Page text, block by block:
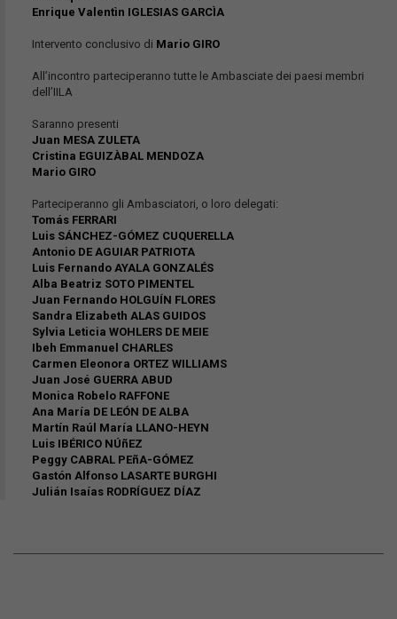
Enrique Valentìn IGLESIAS GARCÌA
Intervento conclusivo di Mario GIRO
All’incontro parteciperanno tutte le Ambasciate dei paesi membri
dell’IILA
Saranno presenti
Juan MESA ZULETA
Cristina EGUIZÀBAL MENDOZA
Mario GIRO
Parteciperanno gli Ambasciatori, o loro delegati:
Tomás FERRARI
Luis SÁNCHEZ-GÓMEZ CUQUERELLA
Antonio DE AGUIAR PATRIOTA
Luis Fernando AYALA GONZALÉS
Alba Beatriz SOTO PIMENTEL
Juan Fernando HOLGUÍN FLORES
Sandra Elizabeth ALAS GUIDOS
Sylvia Leticia WOHLERS DE MEIE
Ibeh Emmanuel CHARLES
Carmen Eleonora ORTEZ WILLIAMS
Juan José GUERRA ABUD
Monica Robelo RAFFONE
Ana María DE LEÓN DE ALBA
Martín Raúl María LLANO-HEYN
Luis IBÉRICO NÚñEZ
Peggy CABRAL PEñA-GÓMEZ
Gastón Alfonso LASARTE BURGHI
Julián Isaías RODRÍGUEZ DÍAZ